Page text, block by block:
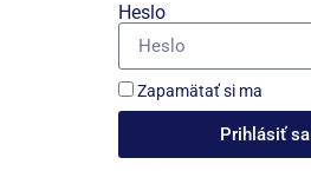
Heslo
Zapamätať si ma
Prihlásiť sa